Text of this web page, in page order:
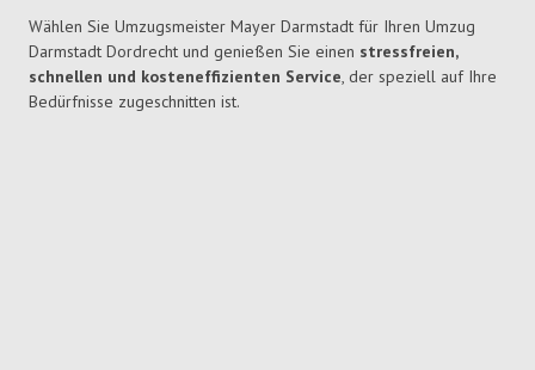
Wählen Sie Umzugsmeister Mayer Darmstadt für Ihren Umzug
Darmstadt Dordrecht und genießen Sie einen stressfreien,
schnellen und kosteneffizienten Service, der speziell auf Ihre
Bedürfnisse zugeschnitten ist.